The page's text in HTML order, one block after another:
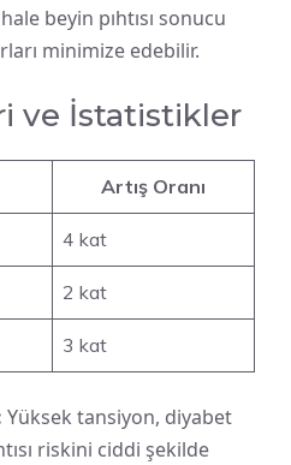
beyin pıhtısı sonucu
minimize edebilir.
ve İstatistikler
Artış Oranı
4 kat
2 kat
3 kat
Yüksek tansiyon, diyabet
riskini ciddi şekilde